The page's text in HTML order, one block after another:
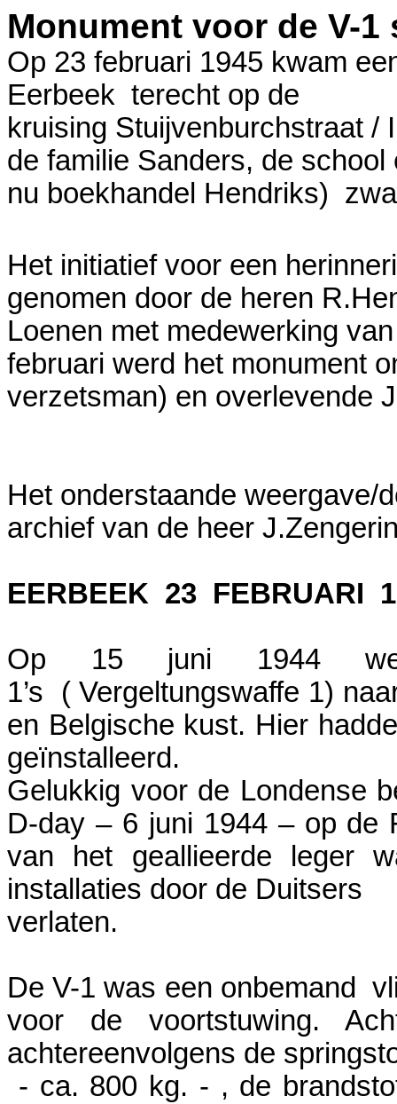
Monument voor de V-
Op 23 februari 1945 kwam
Eerbeek terecht op de
kruising Stuijvenburchstraat
de familie Sanders, de
nu boekhandel Hendriks)
Het initiatief voor een
genomen door de heren
Loenen met medewerking
februari werd het monument
verzetsman) en overlevende
Het onderstaande weergave/
archief van de heer
EERBEEK 23 FEBRUARI
Op 15 juni 1944
1’s ( Vergeltungswaffe 1)
en Belgische kust. Hier
geïnstalleerd.
Gelukkig voor de Londense
D-day – 6 juni 1944 – op de
van het geallieerde leger
installaties door de Duitsers
verlaten.
De V-1 was een onbemand
voor de voortstuwing.
achtereenvolgens de
- ca. 800 kg. - , de